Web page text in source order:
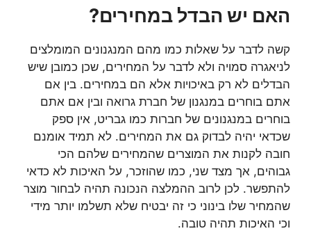
האם יש הבדל במחירים?
קשה לדבר על שאלות כמו מהם המנגנונים המומלצים
לניאגרה סמויה ולא לדבר על המחירים, שכן כמובן שיש
הבדלים לא רק באיכויות אלא הם במחירים. בין אם
אתם בוחרים במנגנון של חברת גרואה ובין אם אתם
בוחרים במנגנונים של חברות כמו גבריט, אין ספק
שכדאי יהיה לבדוק גם את המחירים. לא תמיד אומנם
חובה לקנות את המוצרים שהמחירים שלהם הכי
גבוהים, אך מצד שני, כמו שהוזכר, על האיכות לא כדאי
להתפשר. לכן לרוב ההמלצה הנכונה תהיה לבחור מוצר
שהמחיר שלו בינוני כי זה יבטיח שלא תשלמו יותר מידי
וכי האיכות תהיה טובה.